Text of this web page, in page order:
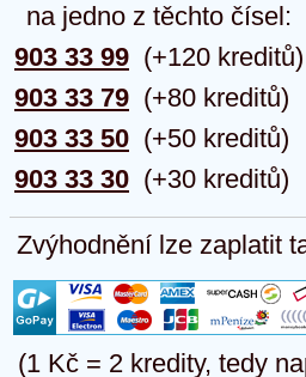
na jedno z těchto čísel:
903 33 99
903 33 79
903 33 50
903 33 30
(+120 kreditů)
(+80 kreditů)
(+50 kreditů)
(+30 kreditů)
Zvýhodnění lze zaplatit
(1 Kč = 2 kredity, tedy